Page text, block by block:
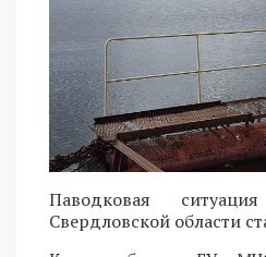
Паводковая
Свердловской области